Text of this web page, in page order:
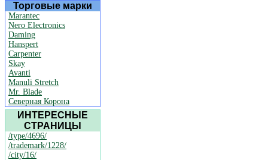
Торговые марки
Marantec
Nero Electronics
Daming
Hanspert
Carpenter
Skay
Avanti
Manuli Stretch
Mr. Blade
Северная Корона
ИНТЕРЕСНЫЕ
СТРАНИЦЫ
/type/4696/
/trademark/1228/
/city/16/